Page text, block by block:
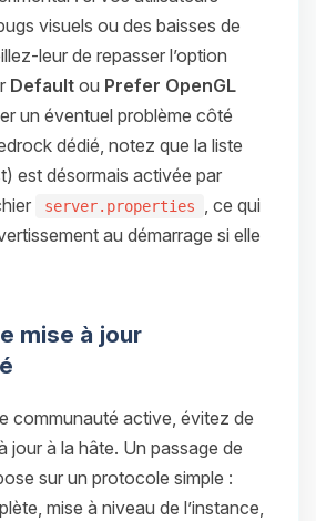
visuels ou des baisses de
leur de repasser l’option
Default ou Prefer OpenGL
un éventuel problème côté
dédié, notez que la liste
est désormais activée par
server.properties
, ce qui
au démarrage si elle
mise à jour
communauté active, évitez de
jour à la hâte. Un passage de
sur un protocole simple :
mise à niveau de l’instance,